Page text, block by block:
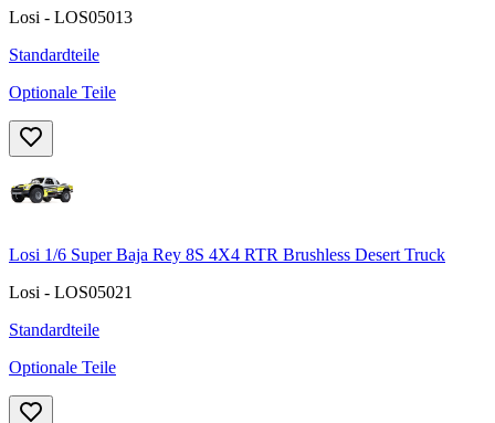
Losi - LOS05013
Standardteile
Optionale Teile
Losi 1/6 Super Baja Rey 8S 4X4 RTR Brushless Desert Truck
Losi - LOS05021
Standardteile
Optionale Teile